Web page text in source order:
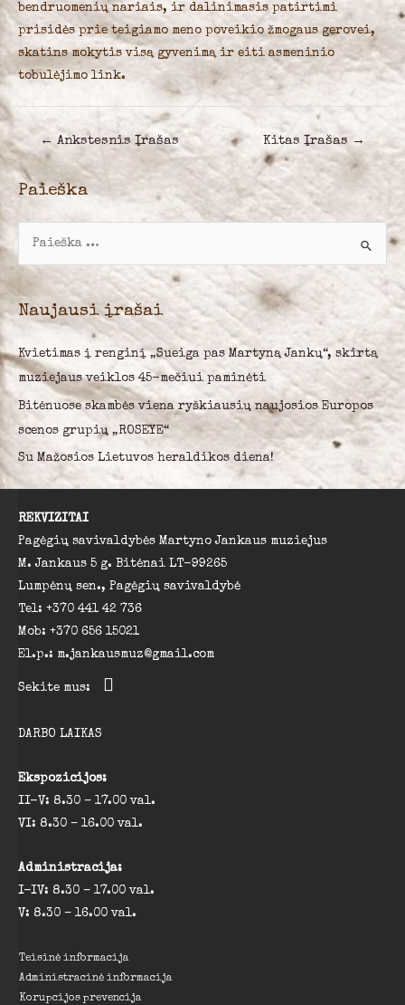
bendruomenių nariais, ir dalinimasis patirtimi
prisidės prie teigiamo meno poveikio žmogaus gerovei,
skatins mokytis visą gyvenimą ir eiti asmeninio
tobulėjimo link.
Navigacija
tarp
įrašų
← Ankstesnis Įrašas Kitas Įrašas →
Paieška
e
k
t
i
:
Naujausi įrašai
Kvietimas į renginį „Sueiga pas Martyną Jankų“, skirtą
muziejaus veiklos 45-mečiui paminėti
Bitėnuose skambės viena ryškiausių naujosios Europos
scenos grupių „ROSEYE“
Su Mažosios Lietuvos heraldikos diena!
REKVIZITAI
Pagėgių savivaldybės Martyno Jankaus muziejus
M. Jankaus 5 g. Bitėnai LT-99265
Lumpėnų sen., Pagėgių savivaldybė
Tel: +370 441 42 736
Mob: +370 656 15021
El.p.: m.jankausmuz@gmail.com
Sekite mus:
DARBO LAIKAS
Ekspozicijos:
II-V: 8.30 – 17.00 val.
VI: 8.30 – 16.00 val.
Administracija:
I-IV: 8.30 – 17.00 val.
V: 8.30 – 16.00 val.
Teisinė informacija
Administracinė informacija
Korupcijos prevencija